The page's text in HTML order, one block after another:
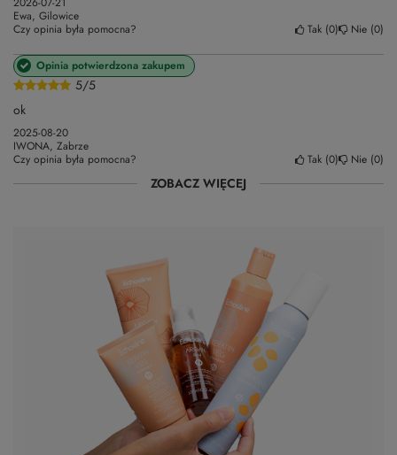
Ewa, Gilowice
Czy opinia była pomocna?
Tak 0 Nie 0
5/5
Opinia potwierdzona zakupem
ok
2025-08-20
IWONA, Zabrze
Czy opinia była pomocna?
Tak 0 Nie 0
ZOBACZ WIĘCEJ